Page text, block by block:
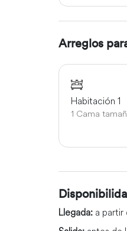
Arreglos
Habitación 1
1 Cama
Llegada: a partir